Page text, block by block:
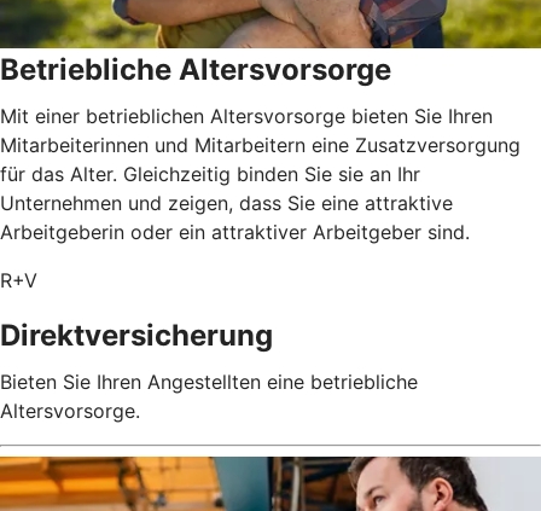
Betriebliche Altersvorsorge
Mit einer betrieblichen Altersvorsorge bieten Sie Ihren
Mitarbeiterinnen und Mitarbeitern eine Zusatzversorgung
für das Alter. Gleichzeitig binden Sie sie an Ihr
Unternehmen und zeigen, dass Sie eine attraktive
Arbeitgeberin oder ein attraktiver Arbeitgeber sind.
R+V
Direktversicherung
Bieten Sie Ihren Angestellten eine betriebliche
Altersvorsorge.